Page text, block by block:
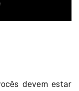
devem estar